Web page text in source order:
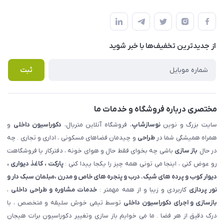
املاک مدنی - نوساز شاپ
لیست محصولات
درباره ما
قوانین و مقررات
حریم خصوصی
راهنما
پرسش های متداول
از جدید‌ترین تخفیف‌ها با‌ خبر شوید
ثبت
مختصری درباره فروشگاه و خدمات ما
سایت بزرگ و نویننوسازشاپ، فروشگاه آنلاین متریال، دکوراسیون داخلی و
همراه همیشگی شما درطراحی و چیدمان فضاهای مسکونی ، اداری و تجاری . چه
در حال باز سازی باشی چه بخوای فقط حال و هوای خونه ، دفترکار یا فروشگاهت
رو عوض کنی ، اینجا می تونی همه چیز را یکجا پیدا کنی :پارکت ، کاغذ دیواری ،
دیوار کوب و پرده های شیک. درب و پنجره های خاص و مدرن ،مبلمان سبک دار و
نور پردازی کاربردی و زیبا و از همه مهمتر : خدمات مشاوره و طراحی داخلی ،
بازسازی و اجرای دکوراسیون داخلی توسط تیمی خوش سلیقه و متخصص ، با
درک دقیق از هر فضا . ما می خوایم باز سازی وتغییر دکوراسیون برات هیجان